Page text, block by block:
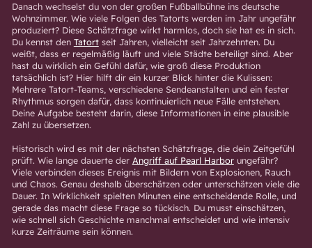
Danach wechselst du von der großen Fußballbühne ins deutsche
Wohnzimmer. Wie viele Folgen des Tatorts werden im Jahr ungefähr
produziert? Diese Schätzfrage wirkt harmlos, doch sie hat es in sich.
Du kennst den Tatortseit Jahren, vielleicht seit Jahrzehnten. Du
weißt, dass er regelmäßig läuft und viele Städte beteiligt sind. Aber
hast du wirklich ein Gefühl dafür, wie groß diese Produktion
tatsächlich ist? Hier hilft dir ein kurzer Blick hinter die Kulissen:
Mehrere Tatort-Teams, verschiedene Sendeanstalten und ein fester
Rhythmus sorgen dafür, dass kontinuierlich neue Fälle entstehen.
Deine Aufgabe besteht darin, diese Informationen in eine plausible
Zahl zu übersetzen.
Historisch wird es mit der nächsten Schätzfrage, die dein Zeitgefühl
prüft. Wie lange dauerte der Angriff auf Pearl Harborungefähr?
Viele verbinden dieses Ereignis mit Bildern von Explosionen, Rauch
und Chaos. Genau deshalb überschätzen oder unterschätzen viele die
Dauer. In Wirklichkeit spielten Minuten eine entscheidende Rolle, und
gerade das macht diese Frage so tückisch. Du musst einschätzen,
wie schnell sich Geschichte manchmal entscheidet und wie intensiv
kurze Zeiträume sein können.